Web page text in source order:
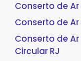
Conserto de
Conserto de
Conserto de
Circular RJ